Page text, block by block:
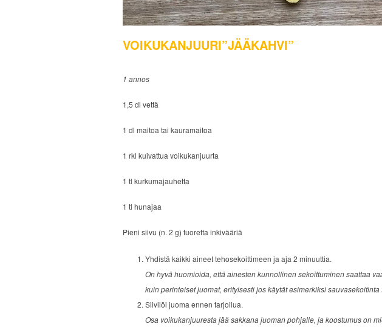
VOIKUKANJUURI”JÄÄKAHVI”
1 annos
1,5 dl vettä
1 dl maitoa tai kauramaitoa
1 rkl kuivattua voikukanjuurta
1 tl kurkumajauhetta
1 tl hunajaa
Pieni siivu (n. 2 g) tuoretta inkivääriä
Yhdistä kaikki aineet tehosekoittimeen ja aja 2 minuuttia.
On hyvä huomioida, että ainesten kunnollinen sekoittuminen saattaa
kuin perinteiset juomat, erityisesti jos käytät esimerkiksi
Siivilöi juoma ennen tarjoilua.
Osa voikukanjuuresta jää sakkana juoman pohjalle, ja koostumus on